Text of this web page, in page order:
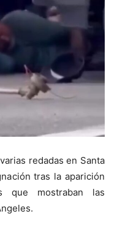
redadas en Santa
tras la aparición
que mostraban las